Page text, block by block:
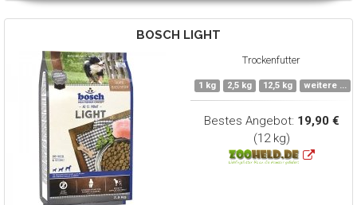
BOSCH LIGHT
Trockenfutter
1 kg 2,5 kg 12,5 kg weitere ...
Bestes Angebot: 19,90 €
(12 kg)